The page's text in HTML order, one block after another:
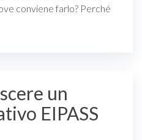
conviene farlo? Perché
un
EIPASS